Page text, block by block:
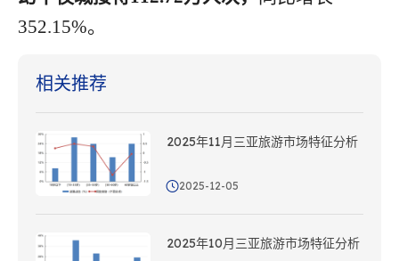
352.15%。
相关推荐
2025年11月三亚旅游市场特征分析
2025-12-05
2025年10月三亚旅游市场特征分析